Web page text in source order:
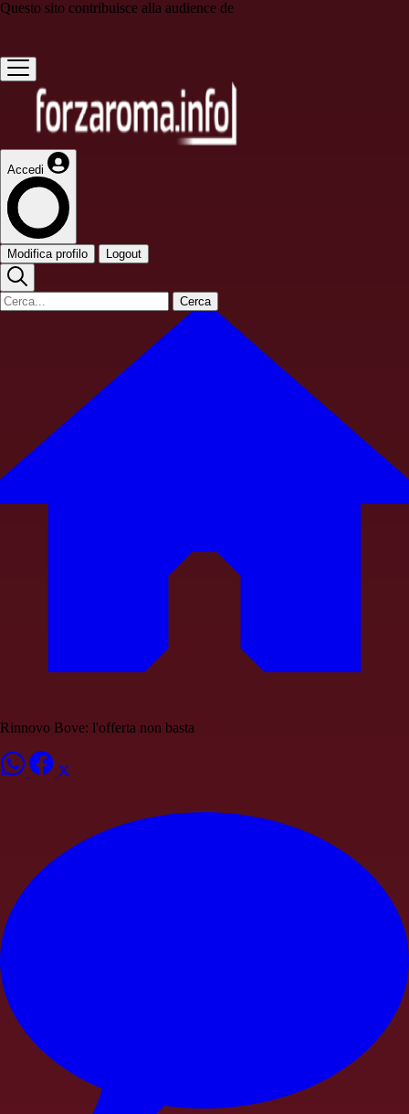
Questo sito contribuisce alla audience de
Accedi
Modifica profilo Logout
Cerca
Rinnovo Bove: l'offerta non basta